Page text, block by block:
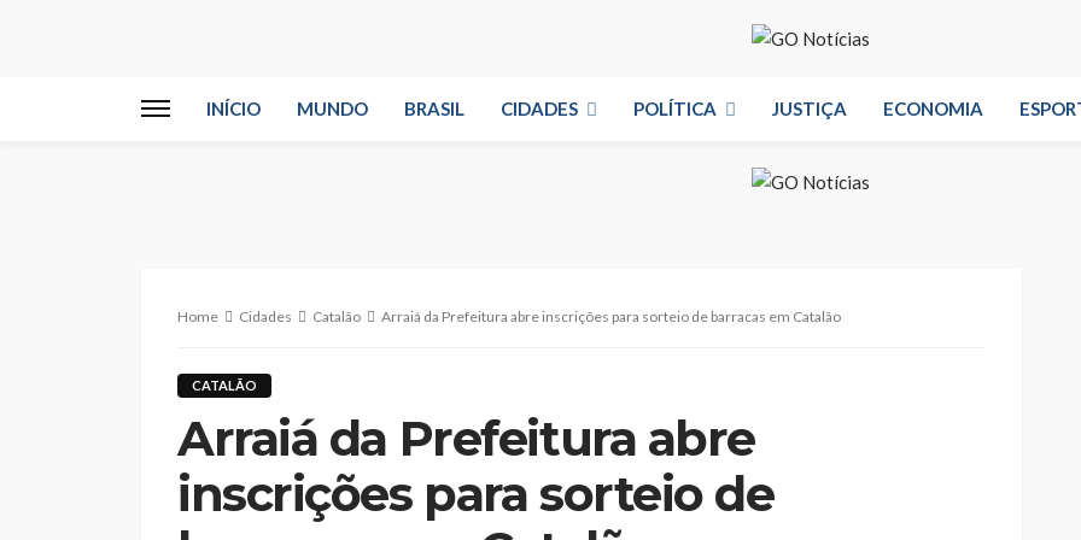
INÍCIO MUNDO BRASIL CIDADES POLÍTICA JUSTIÇA ECONOMIA
Home Cidades Catalão Arraiá da Prefeitura abre inscrições para sorteio de barracas em Catalão
CATALÃO
Arraiá da Prefeitura abre
inscrições para sorteio de